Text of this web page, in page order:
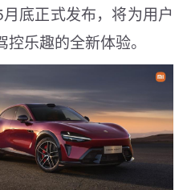
底正式发布，将为用户
乐趣的全新体验。